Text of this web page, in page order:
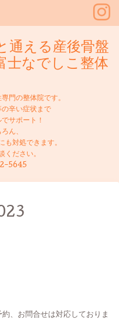
通える産後骨盤
士なでしこ整体
門の整体院です。
辛い症状まで
サポート！
ん、
も対処できます。
ください。
5645
、お問合せは対応しておりま